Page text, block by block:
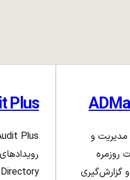
ADManager Plus مدیریت و
روزمره
Active Directory و گزارش‌گیری
Plus